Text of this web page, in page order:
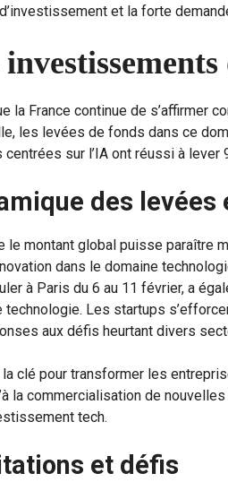
et la forte
la France continue de s’affirmer
les levées de fonds dans ce
centrées sur l’IA ont réussi à lever
des levées
le montant global puisse paraître
dans le domaine
à Paris du 6 au 11 février, a
technologie. Les startups
aux défis heurtant divers
la clé pour transformer les
la commercialisation de
tech.
et défis